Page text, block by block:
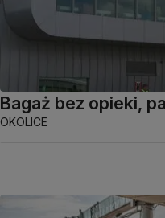
Bagaż bez opieki,
OKOLICE